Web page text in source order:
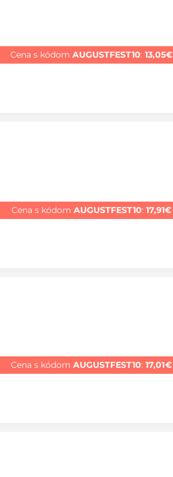
Cena s kódom AUGUSTFEST10: 13,05€
Cena s kódom AUGUSTFEST10: 17,91€
Cena s kódomAUGUSTFEST10:17,01€